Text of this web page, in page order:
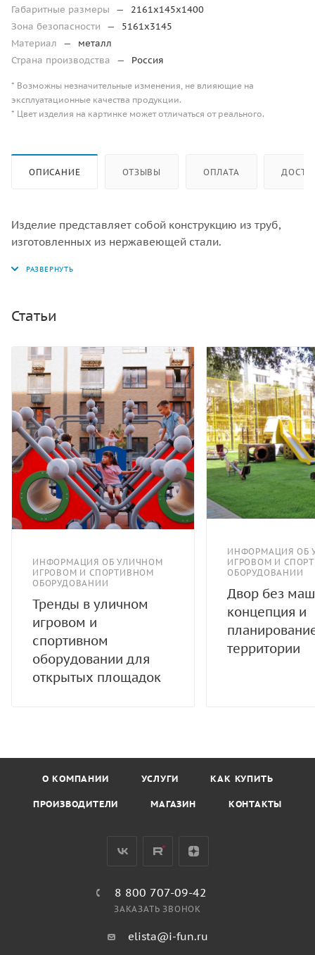
Габаритные размеры
—
2161х145х1400
Зона безопасности
—
5161х3145
Материал
—
металл
Страна производства
— Россия
* Возможны незначительные изменения, не влияющие на
эксплуатационные качества продукции.
* Цвет изделия на картинке может отличаться от реального.
ОПИСАНИЕ ОТЗЫВЫ ОПЛАТА
Изделие представляет собой конструкцию из труб,
изготовленных из нержавеющей стали.
Статьи
ИНФОРМАЦИЯ ОБ УЛИЧНОМ
ИГРОВОМ И СПОРТИВНОМ
ОБОРУДОВАНИИ
Тренды в уличном
игровом и
спортивном
оборудовании для
открытых площадок
ИНФОРМАЦИЯ ОБ
ИГРОВОМ И
ОБОРУДОВАНИИ
Двор без
концепция и
территории
О КОМПАНИИ УСЛУГИ КАК КУПИТЬ
ПРОИЗВОДИТЕЛИ МАГАЗИН КОНТАКТЫ
8 800 707-09-42
ЗАКАЗАТЬ ЗВОНОК
elista@i-fun.ru